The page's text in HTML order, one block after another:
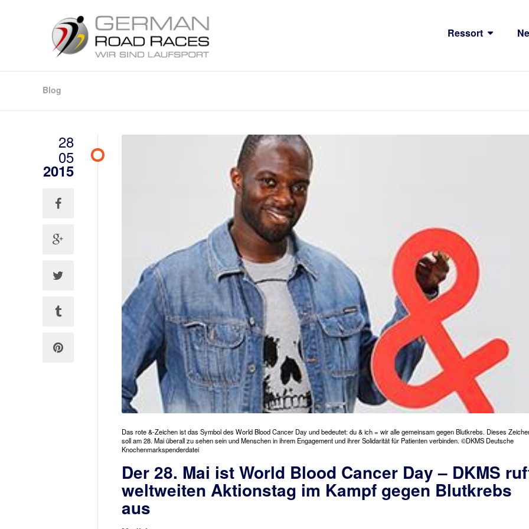
Ressort
Blog
28
05
2015
Das rote &-Zeichen ist das Symbol des World Blood Cancer Day und bedeutet: du & ich = wir alle gemeinsam gegen Blutkrebs. Dieses
soll am 28. Mai überall zu sehen sein und Menschen in ihrem Engagement und ihrer Solidarität für Patienten verbinden. ©DKMS Deutsche
Knochenmarkspenderdatei
Der 28. Mai ist World Blood Cancer Day – DKMS
weltweiten Aktionstag im Kampf gegen Blutkrebs
aus